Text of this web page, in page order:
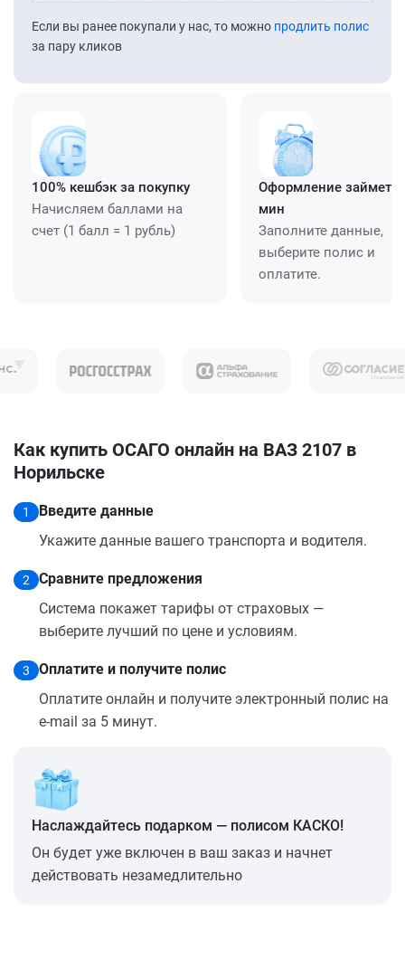
Если вы ранее покупали у нас, то можно продлить полис
за пару кликов
100% кешбэк за покупку
Начисляем баллами на
счет (1 балл = 1 рубль)
Оформление займет
мин
Заполните данные,
выберите полис и
оплатите.
Как купить ОСАГО онлайн на ВАЗ 2107 в
Норильске
1
Введите данные
Укажите данные вашего транспорта и водителя.
2
Сравните предложения
Система покажет тарифы от страховых —
выберите лучший по цене и условиям.
3
Оплатите и получите полис
Оплатите онлайн и получите электронный полис на
e-mail за 5 минут.
Наслаждайтесь подарком — полисом КАСКО!
Он будет уже включен в ваш заказ и начнет
действовать незамедлительно